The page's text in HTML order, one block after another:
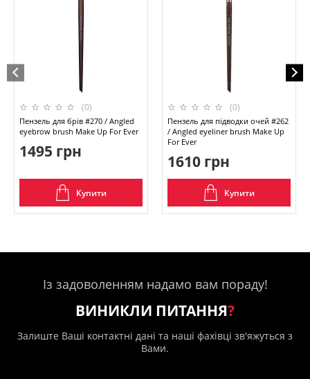
(0)
Пензель для брів #270 / Angled
eyebrow brush Make Up For Ever
1495 грн
Купити
(0)
Пензель для підводки очей #262
/ Angled eyeliner brush Make Up
For Ever
1610 грн
Купити
Із задоволенням надамо вам пораду!
ВИНИКЛИ ПИТАННЯ?
Залиште Ваші контактні дані та наші фахівці зв'яжуться з
Вами.